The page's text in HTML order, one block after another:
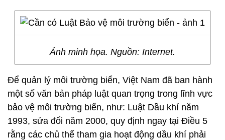
Ảnh minh họa. Nguồn: Internet.
Để quản lý môi trường biển, Việt Nam đã ban hành
một số văn bản pháp luật quan trọng trong lĩnh vực
bảo vệ môi trường biển, như: Luật Dầu khí năm
1993, sửa đổi năm 2000, quy định ngay tại Điều 5
rằng các chủ thể tham gia hoạt động dầu khí phải